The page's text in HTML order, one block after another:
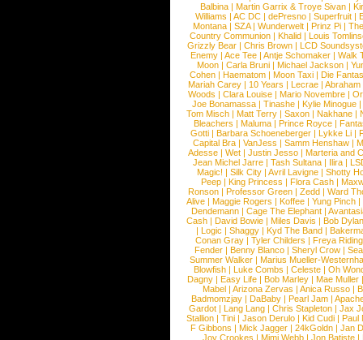
Balbina | Martin Garrix & Troye Sivan |
Williams |AC DC |dePresno |Superfruit |
Montana |SZA|Wunderwelt |Prinz Pi |
Country Communion | Khalid | Louis
Grizzly Bear | Chris Brown | LCD
Enemy | Ace Tee | Antje Schomaker | Walk
Moon |Carla Bruni |Michael Jackson |
Cohen |Haematom |Moon Taxi |Die
Mariah Carey | 10 Years | Lecrae | Abraham
Woods |Clara Louise |Mario Novembre |
Joe Bonamassa | Tinashe | Kylie Minogue |
Tom Misch |Matt Terry |Saxon |Nakhane |
Bleachers | Maluma | Prince Royce |
Gotti |Barbara Schoeneberger |Lykke Li |
Capital Bra |VanJess |Samm Henshaw |
Adesse |Wet |Justin Jesso |Marteria and
Jean Michel Jarre |Tash Sultana | Ilira |
Magic! | Silk City | Avril Lavigne | Shotty
Peep |King Princess |Flora Cash |
Ronson |Professor Green |Zedd |Ward
Alive |Maggie Rogers |Koffee |Yung Pinch |
Dendemann |Cage The Elephant |
Cash | David Bowie | Miles Davis | Bob Dylan
|Logic |Shaggy |Kyd The Band |
Conan Gray |Tyler Childers |Freya
Fender |Benny Blanco |Sheryl Crow |
Summer Walker |Marius Mueller-
Blowfish | Luke Combs | Celeste | Oh
Dagny |Easy Life |Bob Marley |Mae Muller
Mabel |Arizona Zervas |Anica Russo |
Badmomzjay |DaBaby |Pearl Jam |
Gardot | Lang Lang | Chris Stapleton | Jax
Stallion |Tini |Jason Derulo |Kid Cudi |Paul
F Gibbons | Mick Jagger | 24kGoldn | Jan
Joy Crookes | Mimi Webb | Jon Batiste |